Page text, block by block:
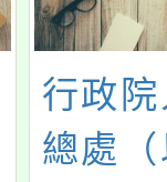
轉知
「公